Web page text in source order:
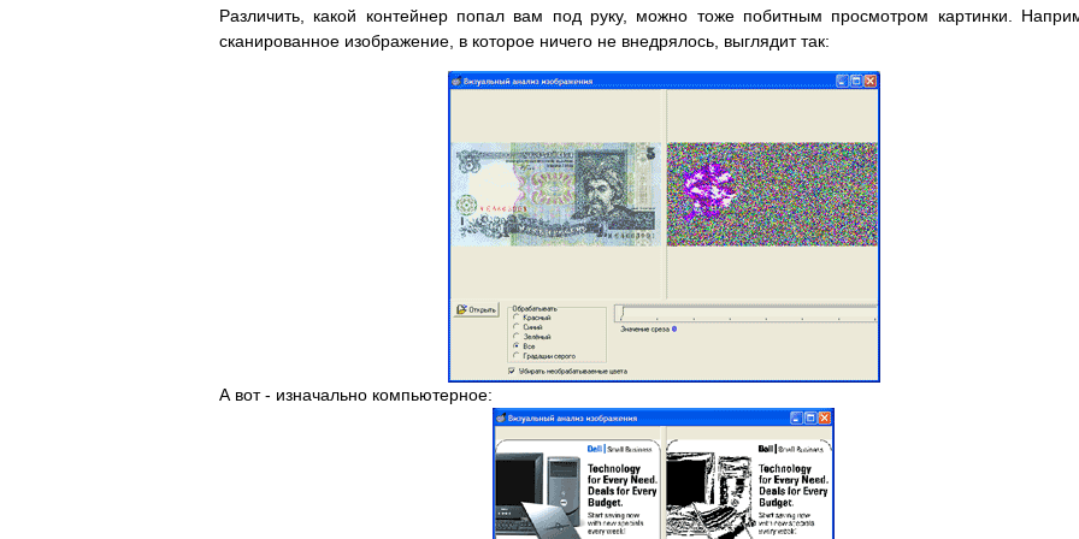
Различить, какой контейнер попал вам под руку, можно тоже побитным просмотром картинки.
сканированное изображение, в которое ничего не внедрялось, выглядит так:
А вот - изначально компьютерное: